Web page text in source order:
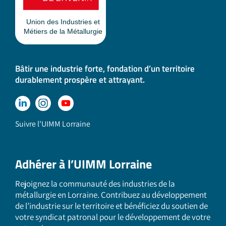
Bâtir une industrie forte, fondation d’un territoire
durablement prospère et attrayant.
Suivre l'UIMM Lorraine
Adhérer à l’UIMM Lorraine
Rejoignez la communauté des industries de la
métallurgie en Lorraine. Contribuez au développement
de l’industrie sur le territoire et bénéficiez du soutien de
votre syndicat patronal pour le développement de votre